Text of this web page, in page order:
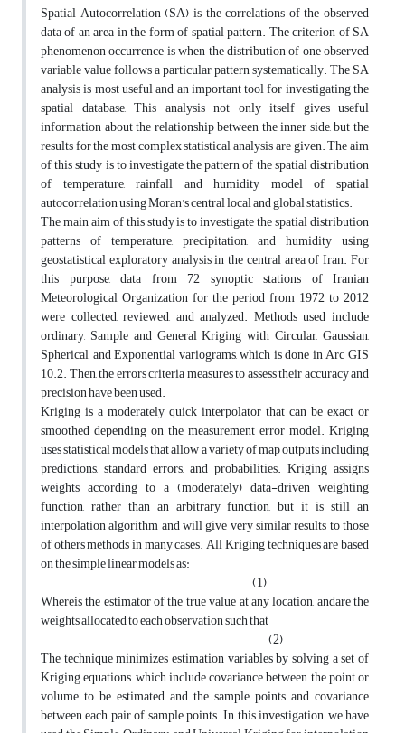
Spatial Autocorrelation (SA) is the correlations of the observed
data of an area in the form of spatial pattern. The criterion of SA
phenomenon occurrence is when the distribution of one observed
variable value follows a particular pattern systematically. The SA
analysis is most useful and an important tool for investigating the
spatial database, This analysis not only itself gives useful
information about the relationship between the inner side, but the
results for the most complex statistical analysis are given. The aim
of this study is to investigate the pattern of the spatial distribution
of temperature, rainfall and humidity model of spatial
autocorrelation using Moran's central local and global statistics.
The main aim of this study is to investigate the spatial distribution
patterns of temperature, precipitation, and humidity using
geostatistical exploratory analysis in the central area of Iran. For
this purpose, data from 72 synoptic stations of Iranian
Meteorological Organization for the period from 1972 to 2012
were collected, reviewed, and analyzed. Methods used include
ordinary, Sample and General Kriging with Circular, Gaussian,
Spherical, and Exponential variograms, which is done in Arc GIS
10.2. Then, the errors criteria measures to assess their accuracy and
precision have been used.
Kriging is a moderately quick interpolator that can be exact or
smoothed depending on the measurement error model. Kriging
uses statistical models that allow a variety of map outputs including
predictions, standard errors, and probabilities. Kriging assigns
weights according to a (moderately) data-driven weighting
function, rather than an arbitrary function, but it is still an
interpolation algorithm and will give very similar results to those
of others methods in many cases. All Kriging techniques are based
on the simple linear models as:
(1)
Whereis the estimator of the true value at any location, andare the
weights allocated to each observation such that
(2)
The technique minimizes estimation variables by solving a set of
Kriging equations, which include covariance between the point or
volume to be estimated and the sample points and covariance
between each pair of sample points .In this investigation, we have